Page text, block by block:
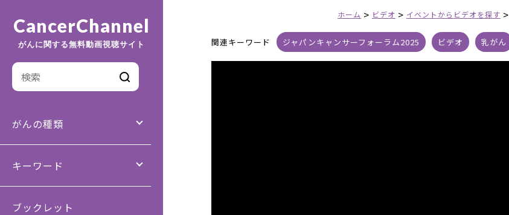
CancerChannel
がんに関する無料動画視聴サイト
がんの種類
キーワード
ブックレット
ホーム > ビデオ > イベントからビデオを探す >
関連キーワード ジャパンキャンサーフォーラム2025 ビデオ 乳がん